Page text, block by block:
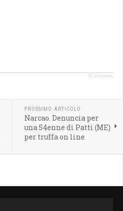
JComments
PROSSIMO ARTICOLO
Narcao. Denuncia per
una 54enne di Patti (ME)
per truffa on line